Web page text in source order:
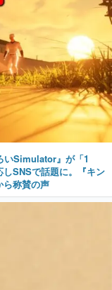
いSimulator』が「1
SNSで話題に。『キン
ら称賛の声